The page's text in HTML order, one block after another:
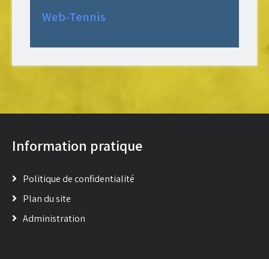
Web-Tennis
Information pratique
Politique de confidentialité
Plan du site
Administration